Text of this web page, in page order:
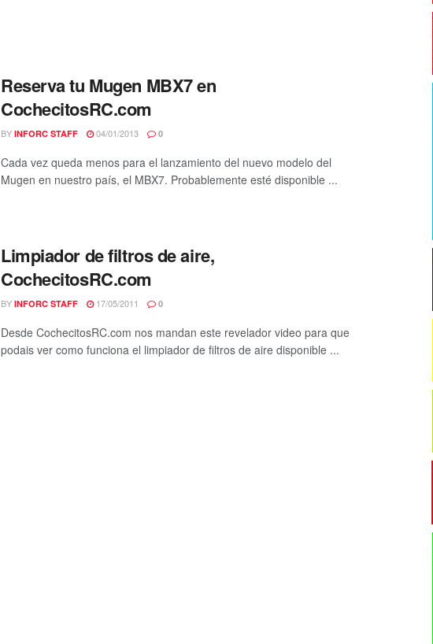
Reserva tu Mugen MBX7 en
CochecitosRC.com
BY INFORC STAFF 04/01/2013 0
Cada vez queda menos para el lanzamiento del nuevo modelo del
Mugen en nuestro país, el MBX7. Probablemente esté disponible ...
Limpiador de filtros de aire,
CochecitosRC.com
BY INFORC STAFF 17/05/2011 0
Desde CochecitosRC.com nos mandan este revelador video para que
podais ver como funciona el limpiador de filtros de aire disponible ...